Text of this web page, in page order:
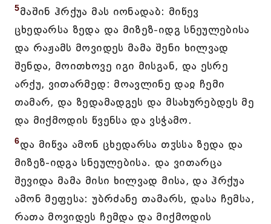
5მაშინ ჰრქუა მას იონადაბ: მიწევ
ცხედარსა ზედა და მიზეზ-იდგ სნეულებისა
და რაჟამს მოვიდეს მამა შენი ხილვად
შენდა, მოითხოვე იგი მისგან, და ესრე
არქუ, ვითარმედ: მოავლინე დაჲ ჩემი
თამარ, და ზედამადგეს და მსახურებდეს მე
და მიქმოდის წვენსა და ვსჭამო.
6და მიწვა ამონ ცხედარსა თჳსსა ზედა და
მიზეზ-იდგა სნეულებისა. და ვითარცა
შევიდა მამა მისი ხილვად მისა, და ჰრქუა
ამონ მეფესა: უბრძანე თამარს, დასა ჩემსა,
რათა მოვიდეს ჩემდა და მიქმოდის